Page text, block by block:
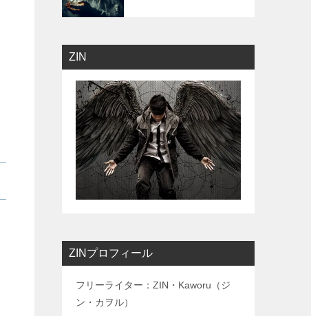
ZIN
ZINプロフィール
フリーライター：ZIN・Kaworu（ジ
ン・カヲル）